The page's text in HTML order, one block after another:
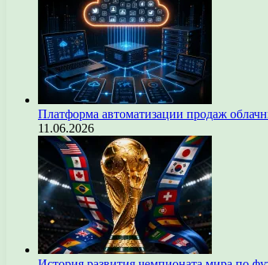
Платформа автоматизации продаж
11.06.2026